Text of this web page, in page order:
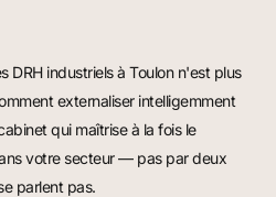
DRH industriels à Toulon n'est plus
externaliser intelligemment
qui maîtrise à la fois le
votre secteur — pas par deux
parlent pas.